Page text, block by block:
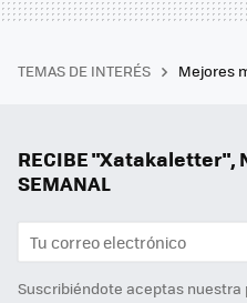
TEMAS DE INTERÉS Mejores
RECIBE "Xatakaletter",
SEMANAL
Suscribiéndote aceptas nuestra